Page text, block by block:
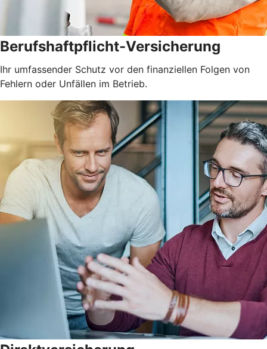
Berufshaftpflicht-Versicherung
Ihr umfassender Schutz vor den finanziellen Folgen von
Fehlern oder Unfällen im Betrieb.